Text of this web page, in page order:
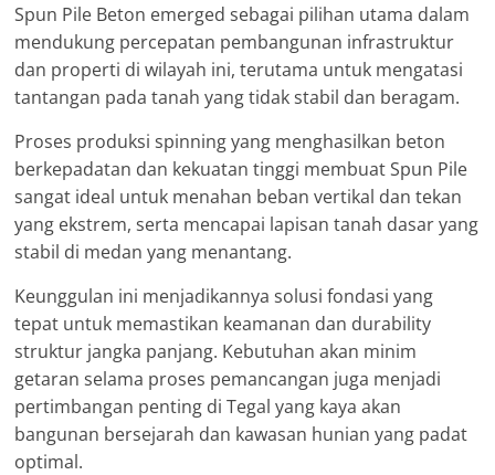
Spun Pile Beton emerged sebagai pilihan utama dalam
mendukung percepatan pembangunan infrastruktur
dan properti di wilayah ini, terutama untuk mengatasi
tantangan pada tanah yang tidak stabil dan beragam.
Proses produksi spinning yang menghasilkan beton
berkepadatan dan kekuatan tinggi membuat Spun Pile
sangat ideal untuk menahan beban vertikal dan tekan
yang ekstrem, serta mencapai lapisan tanah dasar yang
stabil di medan yang menantang.
Keunggulan ini menjadikannya solusi fondasi yang
tepat untuk memastikan keamanan dan durability
struktur jangka panjang. Kebutuhan akan minim
getaran selama proses pemancangan juga menjadi
pertimbangan penting di Tegal yang kaya akan
bangunan bersejarah dan kawasan hunian yang padat
optimal.